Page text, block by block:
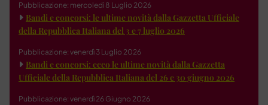
Pubblicazione: mercoledì 8 Luglio 2026
Bandi e concorsi: le ultime novità dalla Gazzetta Ufficiale
della Repubblica Italiana del 3 e 7 luglio 2026
Pubblicazione: venerdì 3 Luglio 2026
Bandi e concorsi: ecco le ultime novità dalla Gazzetta
Ufficiale della Repubblica Italiana del 26 e 30 giugno 2026
Pubblicazione: venerdì 26 Giugno 2026